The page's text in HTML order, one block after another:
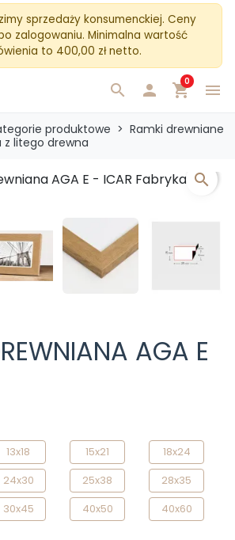
sprzedaży konsumenckiej. Ceny
zalogowaniu. Minimalna wartość
to 400,00 zł netto.
menu
search  shopping_cart
0
produktowe
Ramki drewniane
z litego drewna
Next
search
AGA E
13x18 15x21
18x24
24x30 25x38
28x35
30x45 40x50 40x60